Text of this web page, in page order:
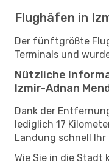
Flughäfen in
Der fünftgrößte
Terminals und
Nützliche
Izmir-Adnan
Dank der
lediglich 17
Landung schnell Ihr
Wie Sie in die Stadt